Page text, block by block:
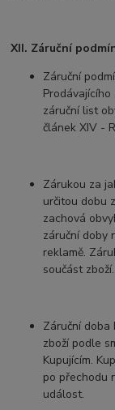
XII. Záruční
Záruční
Prodávajícího
záruční list
článek XIV -
Zárukou za
určitou dobu
zachová
záruční doby
reklamě.
součást zboží.
Záruční doba
zboží podle
Kupujícím.
po přechodu
událost.